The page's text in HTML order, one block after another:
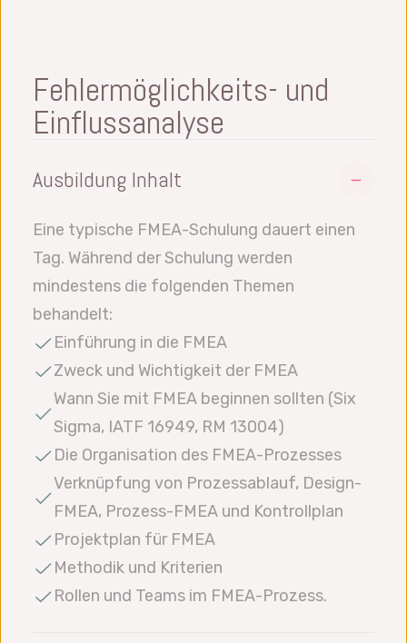
Fehlermöglichkeits- und
Einflussanalyse
Ausbildung Inhalt
Eine typische FMEA-Schulung dauert einen
Tag. Während der Schulung werden
mindestens die folgenden Themen
behandelt:
Einführung in die FMEA
Zweck und Wichtigkeit der FMEA
Wann Sie mit FMEA beginnen sollten (Six
Sigma, IATF 16949, RM 13004)
Die Organisation des FMEA-Prozesses
Verknüpfung von Prozessablauf, Design-
FMEA, Prozess-FMEA und Kontrollplan
Projektplan für FMEA
Methodik und Kriterien
Rollen und Teams im FMEA-Prozess.